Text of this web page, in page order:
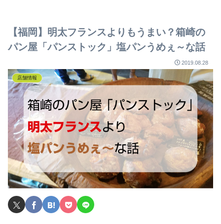
【福岡】明太フランスよりもうまい？箱崎の
パン屋「パンストック」塩パンうめぇ～な話
2019.08.28
店舗情報